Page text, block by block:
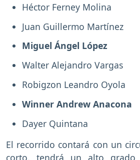
Héctor Ferney Molina
Juan Guillermo Martínez
Miguel Ángel López
Walter Alejandro Vargas
Robigzon Leandro Oyola
Winner Andrew Anacona
Dayer Quintana
El recorrido contará con un
corto, tendrá un alto